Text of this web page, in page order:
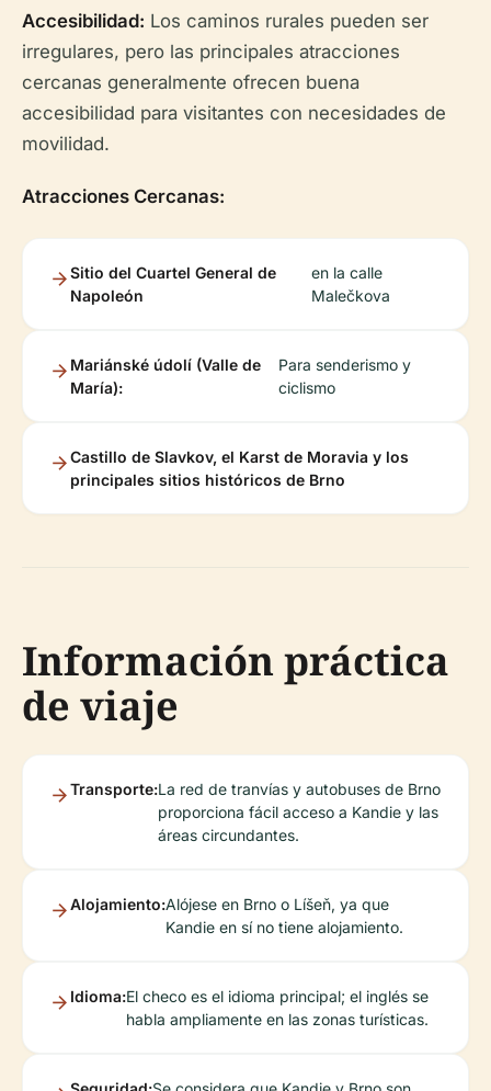
Accesibilidad: Los caminos rurales pueden ser
irregulares, pero las principales atracciones
cercanas generalmente ofrecen buena
accesibilidad para visitantes con necesidades de
movilidad.
Atracciones Cercanas:
Sitio del Cuartel General de
Napoleón
en la calle
Malečkova
Mariánské údolí (Valle de
María):
Para senderismo y
ciclismo
Castillo de Slavkov, el Karst de Moravia y los
principales sitios históricos de Brno
Información práctica
de viaje
Transporte:La red de tranvías y autobuses de Brno
proporciona fácil acceso a Kandie y las
áreas circundantes.
Alojamiento:Alójese en Brno o Líšeň, ya que
Kandie en sí no tiene alojamiento.
Idioma:El checo es el idioma principal; el inglés se
habla ampliamente en las zonas turísticas.